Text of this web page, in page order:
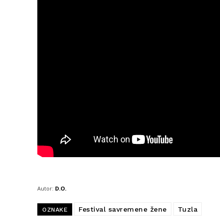
Autor: D.O.
OZNAKE Festival savremene žene Tuzla